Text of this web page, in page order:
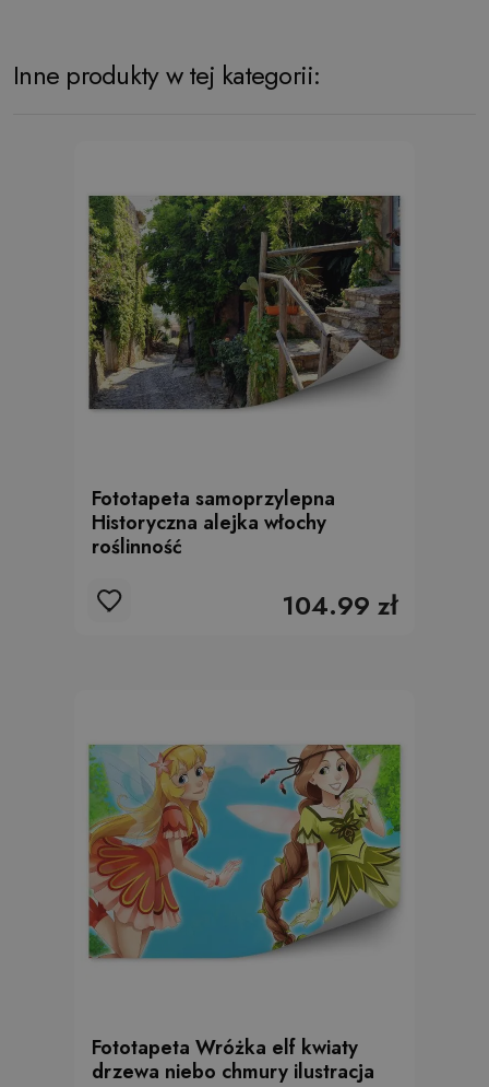
Inne produkty w tej kategorii:
Fototapeta samoprzylepna
Historyczna alejka włochy
roślinność
104.99 zł
Fototapeta Wróżka elf kwiaty
drzewa niebo chmury ilustracja